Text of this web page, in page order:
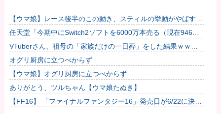
【ウマ娘】レース後半のこの動き、スティルの挙動がやばすぎ
る。他
任天堂「今期中にSwitch2ソフトを6000万本売る（現在946万
本達成）」他
VTuberさん、祖母の「家族だけの一日葬」をした結果ｗｗｗ
ｗｗｗｗ
オグリ厨房に立つべからず
【ウマ娘】オグリ厨房に立つべからず
ありがとう、ツルちゃん【ウマ娘たぬき】
【FF16】 「ファイナルファンタジー16」発売日が6/22に決定